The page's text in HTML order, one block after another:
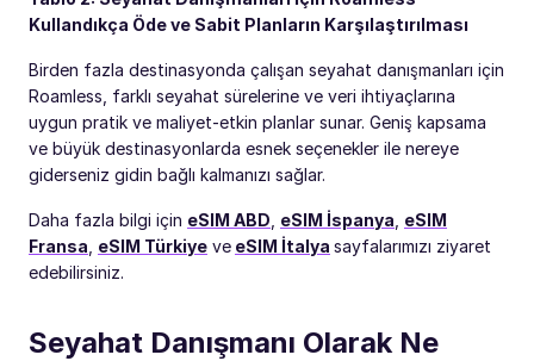
Kullandıkça Öde ve Sabit Planların Karşılaştırılması
Birden fazla destinasyonda çalışan seyahat danışmanları için
Roamless, farklı seyahat sürelerine ve veri ihtiyaçlarına
uygun pratik ve maliyet-etkin planlar sunar. Geniş kapsama
ve büyük destinasyonlarda esnek seçenekler ile nereye
giderseniz gidin bağlı kalmanızı sağlar.
Daha fazla bilgi için eSIM ABD eSIM İspanya eSIM
Fransa eSIM Türkiye ve eSIM İtalya sayfalarımızı ziyaret
edebilirsiniz.
Seyahat Danışmanı Olarak Ne